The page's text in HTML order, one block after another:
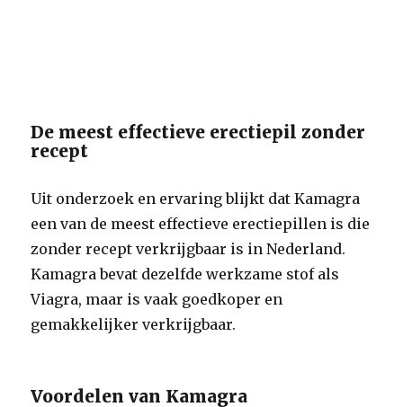
De meest effectieve erectiepil zonder
recept
Uit onderzoek en ervaring blijkt dat Kamagra
een van de meest effectieve erectiepillen is die
zonder recept verkrijgbaar is in Nederland.
Kamagra bevat dezelfde werkzame stof als
Viagra, maar is vaak goedkoper en
gemakkelijker verkrijgbaar.
Voordelen van Kamagra